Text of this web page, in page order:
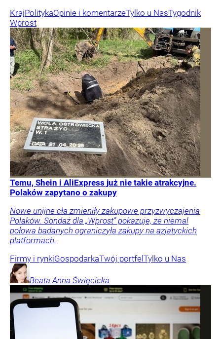
KrajPolitykaOpinie i komentarzeTylko u NasTygodnik
Wprost
Temu, Shein i AliExpress już nie takie atrakcyjne.
Polaków zapytano o zakupy
Nowe unijne cła zmieniły zakupowe przyzwyczajenia
Polaków. Sondaż dla „Wprost” pokazuje, że niemal
połowa badanych ograniczyła zakupy na azjatyckich
platformach.
Firmy i rynkiGospodarkaTwój portfelTylko u Nas
Beata Anna Święcicka